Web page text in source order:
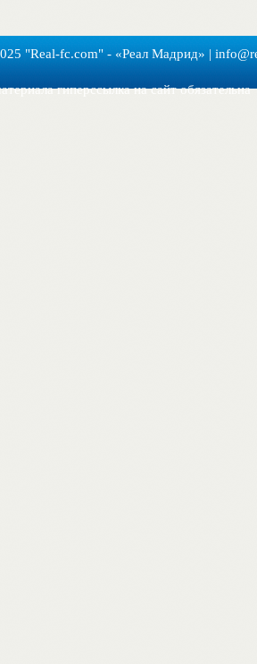
"Real-fс.com" - «Реал Мадрид» |
гиперссылка на сайт обязательна